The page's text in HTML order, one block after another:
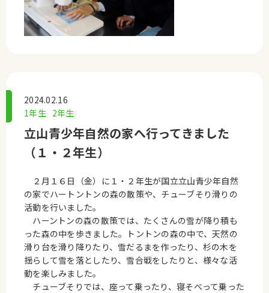
2024.02.16
1年生 2年生
立山青少年自然の家へ行ってきました
（１・２年生）
２月１６日（金）に１・２年生が国立立山青少年自然
の家でハー トントンの森の散策や、チューブそり滑りの
活動を行いました。
ハーントンの森の散策では、たくさんの雪が降り積も
った森の中を歩きました。トントンの森の中で、天然の
滑り台を滑り降りたり、雪だるまを作ったり、杉の木を
揺らして雪を落としたり、雪合戦をしたりと、様々な活
動を楽しみました。
チューブそりでは、座って乗ったり、寝そべって乗った